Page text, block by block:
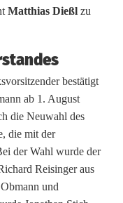
Matthias Dießl zu
bestätigt
ab 1. August
die Neuwahl des
die mit der
der Wahl wurde der
Reisinger aus
und